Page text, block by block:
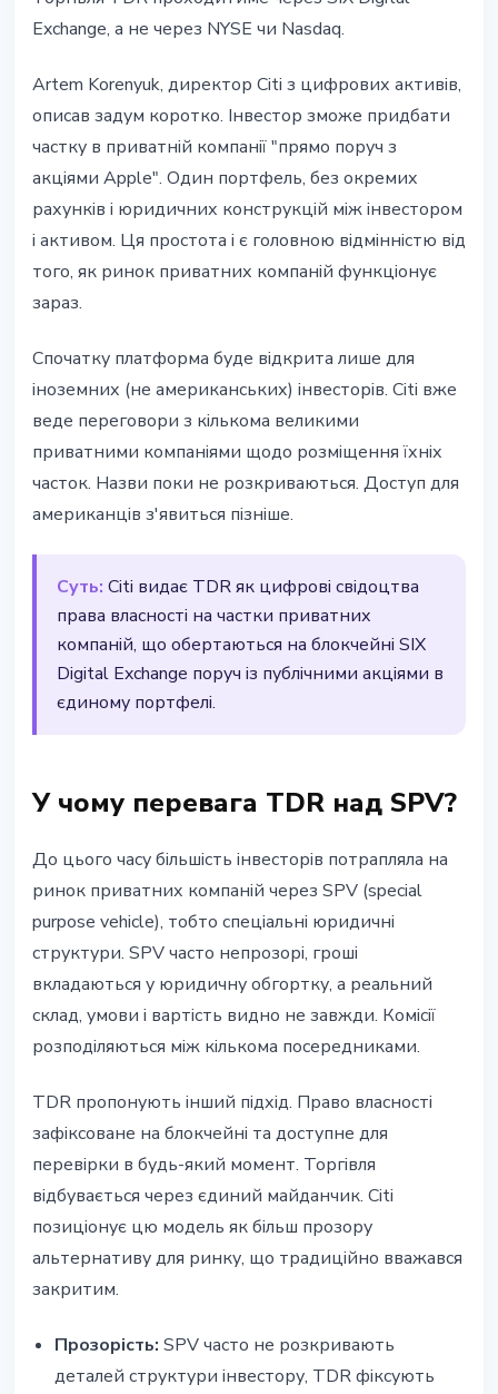
Exchange, а не через NYSE чи Nasdaq.
Artem Korenyuk, директор Citi з цифрових активів,
описав задум коротко. Інвестор зможе придбати
частку в приватній компанії "прямо поруч з
акціями Apple". Один портфель, без окремих
рахунків і юридичних конструкцій між інвестором
і активом. Ця простота і є головною відмінністю від
того, як ринок приватних компаній функціонує
зараз.
Спочатку платформа буде відкрита лише для
іноземних (не американських) інвесторів. Citi вже
веде переговори з кількома великими
приватними компаніями щодо розміщення їхніх
часток. Назви поки не розкриваються. Доступ для
американців з'явиться пізніше.
Суть: Citi видає TDR як цифрові свідоцтва
права власності на частки приватних
компаній, що обертаються на блокчейні SIX
Digital Exchange поруч із публічними акціями в
єдиному портфелі.
У чому перевага TDR над SPV?
До цього часу більшість інвесторів потрапляла на
ринок приватних компаній через SPV (special
purpose vehicle), тобто спеціальні юридичні
структури. SPV часто непрозорі, гроші
вкладаються у юридичну обгортку, а реальний
склад, умови і вартість видно не завжди. Комісії
розподіляються між кількома посередниками.
TDR пропонують інший підхід. Право власності
зафіксоване на блокчейні та доступне для
перевірки в будь-який момент. Торгівля
відбувається через єдиний майданчик. Citi
позиціонує цю модель як більш прозору
альтернативу для ринку, що традиційно вважався
закритим.
Прозорість: SPV часто не розкривають
деталей структури інвестору, TDR фіксують